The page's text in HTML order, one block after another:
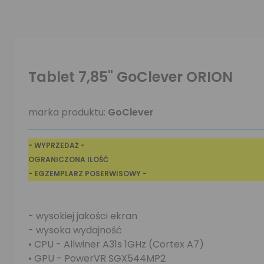
Tablet 7,85" GoClever ORION
marka produktu: GoClever
- WYPRZEDAŻ -
OGRANICZONA ILOŚĆ
- EGZEMPLARZ POSERWISOWY -
- wysokiej jakości ekran
- wysoka wydajność
• CPU - Allwiner A31s 1GHz (Cortex A7)
• GPU - PowerVR SGX544MP2